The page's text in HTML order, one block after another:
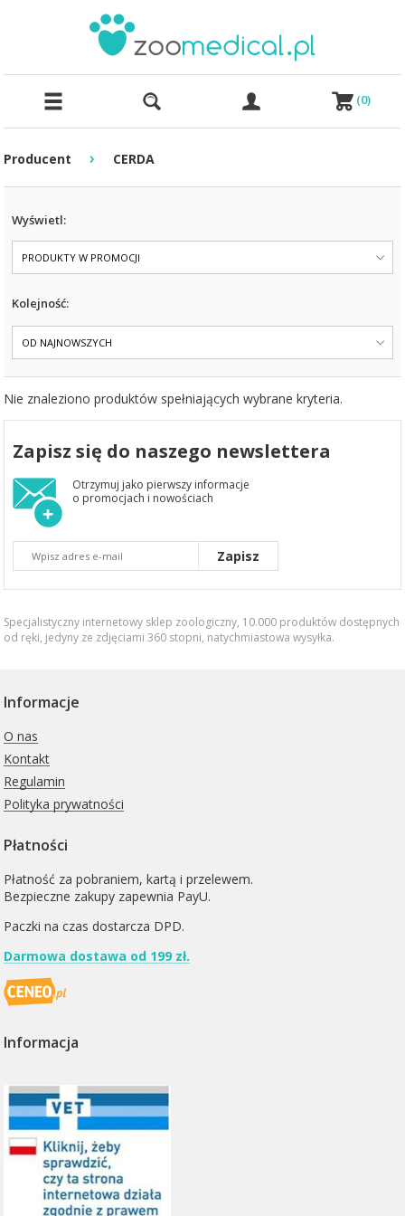
(0)
Producent › CERDA
Wyświetl:
PRODUKTY W PROMOCJI
Kolejność:
OD NAJNOWSZYCH
Nie znaleziono produktów spełniających wybrane kryteria.
Zapisz się do naszego newslettera
Otrzymuj jako pierwszy informacje
o promocjach i nowościach
Zapisz
Specjalistyczny internetowy sklep zoologiczny, 10.000 produktów dostępnych
od ręki, jedyny ze zdjęciami 360 stopni, natychmiastowa wysyłka.
Informacje
O nas
Kontakt
Regulamin
Polityka prywatności
Płatności
Płatność za pobraniem, kartą i przelewem.
Bezpieczne zakupy zapewnia PayU.
Paczki na czas dostarcza DPD.
Darmowa dostawa od 199 zł.
Informacja